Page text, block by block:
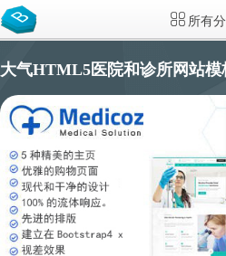
所有
大气HTML5医院和诊所网站模